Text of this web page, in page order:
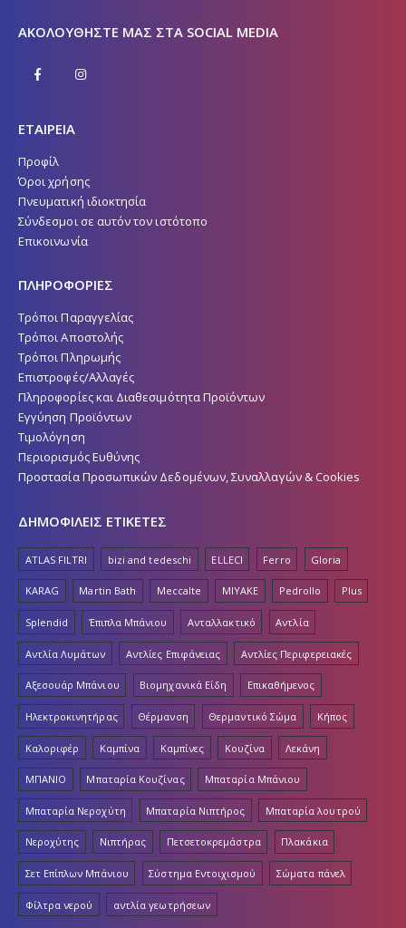
ΑΚΟΛΟΥΘΉΣΤΕ ΜΑΣ ΣΤΑ SOCIAL MEDIA
ΕΤΑΙΡΕΙΑ
Προφίλ
Όροι χρήσης
Πνευματική ιδιοκτησία
Σύνδεσμοι σε αυτόν τον ιστότοπο
Επικοινωνία
ΠΛΗΡΟΦΟΡΙΕΣ
Τρόποι Παραγγελίας
Τρόποι Αποστολής
Τρόποι Πληρωμής
Επιστροφές/Αλλαγές
Πληροφορίες και Διαθεσιμότητα Προϊόντων
Εγγύηση Προϊόντων
Τιμολόγηση
Περιορισμός Ευθύνης
Προστασία Προσωπικών Δεδομένων, Συναλλαγών & Cookies
ΔΗΜΟΦΙΛΕΙΣ ΕΤΙΚΕΤΕΣ
ATLAS FILTRI bizi and tedeschi ELLECI Ferro Gloria
KARAG Martin Bath Meccalte MIYAKE Pedrollo Plus
Splendid Έπιπλα Μπάνιου Ανταλλακτικό Αντλία
Αντλία Λυμάτων Αντλίες Επιφάνειας Αντλίες Περιφερειακές
Αξεσουάρ Μπάνιου Βιομηχανικά Είδη Επικαθήμενος
Ηλεκτροκινητήρας Θέρμανση Θερμαντικό Σώμα Κήπος
Καλοριφέρ Καμπίνα Καμπίνες Κουζίνα Λεκάνη
ΜΠΑΝΙΟ Μπαταρία Κουζίνας Μπαταρία Μπάνιου
Μπαταρία Νεροχύτη Μπαταρία Νιπτήρος Μπαταρία λουτρού
Νεροχύτης Νιπτήρας Πετσετοκρεμάστρα Πλακάκια
Σετ Επίπλων Μπάνιου Σύστημα Εντοιχισμού Σώματα πάνελ
Φίλτρα νερού αντλία γεωτρήσεων